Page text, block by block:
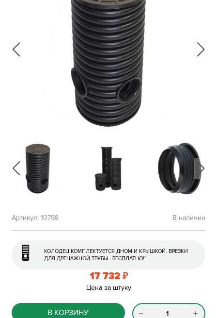
В наличии
Артикул: 10798
КОЛОДЕЦ КОМПЛЕКТУЕТСЯ ДНОМ И КРЫШКОЙ. ВРЕЗКИ
ДЛЯ ДРЕНАЖНОЙ ТРУБЫ - БЕСПЛАТНО!*
17 732 ₽
Цена за штуку
В КОРЗИНУ